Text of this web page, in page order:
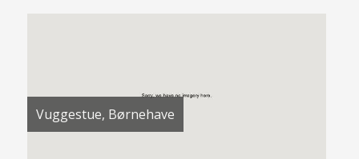
Vuggestue, Børnehave